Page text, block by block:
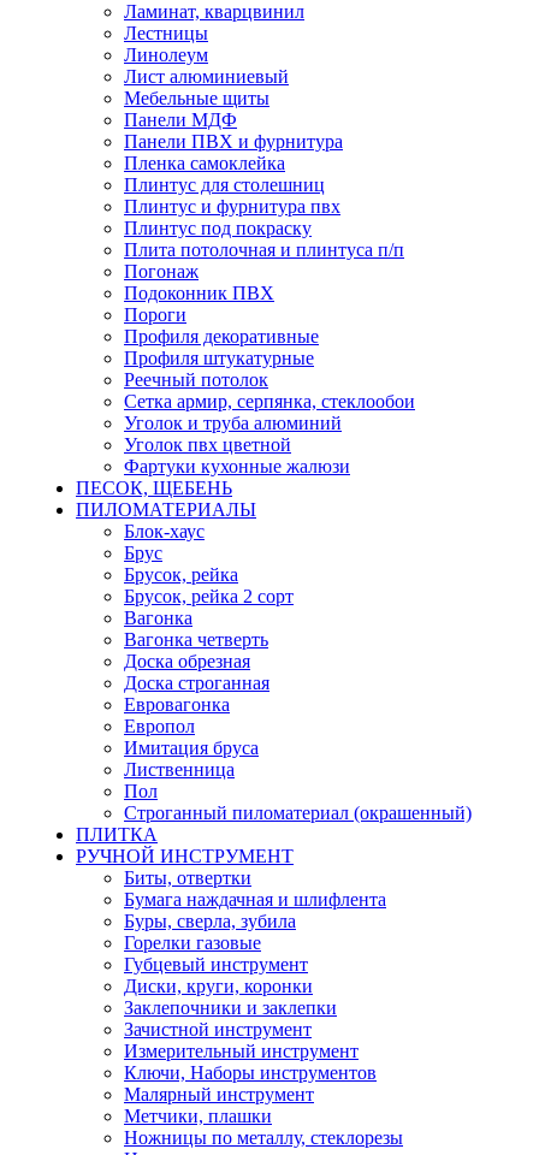
Ламинат, кварцвинил
Лестницы
Линолеум
Лист алюминиевый
Мебельные щиты
Панели МДФ
Панели ПВХ и фурнитура
Пленка самоклейка
Плинтус для столешниц
Плинтус и фурнитура пвх
Плинтус под покраску
Плита потолочная и плинтуса п/п
Погонаж
Подоконник ПВХ
Пороги
Профиля декоративные
Профиля штукатурные
Реечный потолок
Сетка армир, серпянка, стеклообои
Уголок и труба алюминий
Уголок пвх цветной
Фартуки кухонные жалюзи
ПЕСОК, ЩЕБЕНЬ
ПИЛОМАТЕРИАЛЫ
Блок-хаус
Брус
Брусок, рейка
Брусок, рейка 2 сорт
Вагонка
Вагонка четверть
Доска обрезная
Доска строганная
Евровагонка
Европол
Имитация бруса
Лиственница
Пол
Строганный пиломатериал (окрашенный)
ПЛИТКА
РУЧНОЙ ИНСТРУМЕНТ
Биты, отвертки
Бумага наждачная и шлифлента
Буры, сверла, зубила
Горелки газовые
Губцевый инструмент
Диски, круги, коронки
Заклепочники и заклепки
Зачистной инструмент
Измерительный инструмент
Ключи, Наборы инструментов
Малярный инструмент
Метчики, плашки
Ножницы по металлу, стеклорезы